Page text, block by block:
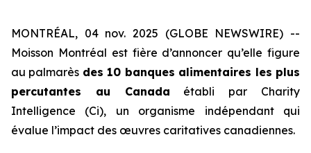
MONTRÉAL, 04 nov. 2025 (GLOBE NEWSWIRE) --
Moisson Montréal est fière d’annoncer qu’elle figure
au palmarès des 10 banques alimentaires les plus
percutantes au Canada établi par Charity
Intelligence (Ci), un organisme indépendant qui
évalue l’impact des œuvres caritatives canadiennes.